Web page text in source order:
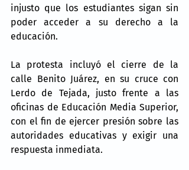
injusto que los estudiantes sigan sin
poder acceder a su derecho a la
educación.
La protesta incluyó el cierre de la
calle Benito Juárez, en su cruce con
Lerdo de Tejada, justo frente a las
oficinas de Educación Media Superior,
con el fin de ejercer presión sobre las
autoridades educativas y exigir una
respuesta inmediata.